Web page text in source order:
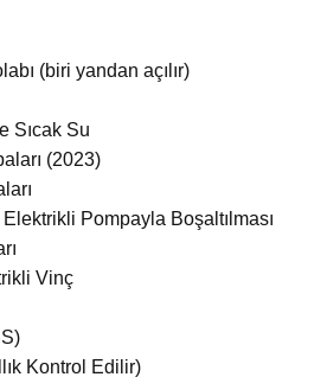
(biri yandan açılır)
Sıcak Su
(2023)
Pompayla Boşaltılması
Vinç
Kontrol Edilir)